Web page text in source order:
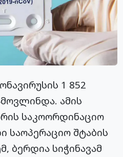
1 852
ამის
საკოორდინაციო
საოპერაციო შტაბის
ბერდია სიჭინავამ